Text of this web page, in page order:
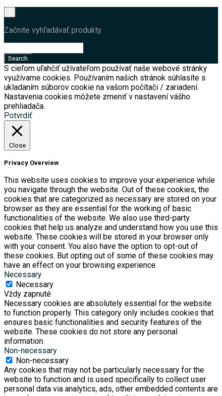
Začnite vyhľadávať produkty.
S cieľom uľahčiť užívateľom používať naše webové stránky
využívame cookies. Používaním našich stránok súhlasíte s
ukladaním súborov cookie na vašom počítači / zariadení.
Nastavenia cookies môžete zmeniť v nastavení vášho
prehliadača.
Potvrdiť
Close
Privacy Overview
This website uses cookies to improve your experience while
you navigate through the website. Out of these cookies, the
cookies that are categorized as necessary are stored on your
browser as they are essential for the working of basic
functionalities of the website. We also use third-party
cookies that help us analyze and understand how you use this
website. These cookies will be stored in your browser only
with your consent. You also have the option to opt-out of
these cookies. But opting out of some of these cookies may
have an effect on your browsing experience.
Necessary
Necessary
Vždy zapnuté
Necessary cookies are absolutely essential for the website
to function properly. This category only includes cookies that
ensures basic functionalities and security features of the
website. These cookies do not store any personal
information.
Non-necessary
Non-necessary
Any cookies that may not be particularly necessary for the
website to function and is used specifically to collect user
personal data via analytics, ads, other embedded contents are